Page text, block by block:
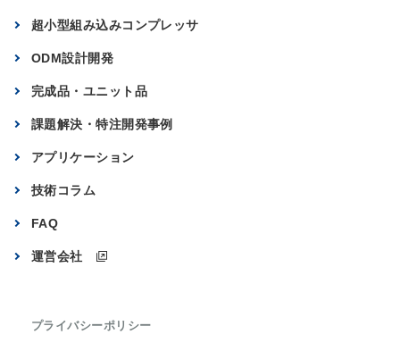
超小型組み込みコンプレッサ
ODM設計開発
完成品・ユニット品
課題解決・特注開発事例
アプリケーション
技術コラム
FAQ
運営会社
プライバシーポリシー